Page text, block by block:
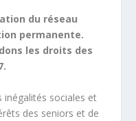
du réseau
permanente.
les droits des
inégalités sociales et
des seniors et de